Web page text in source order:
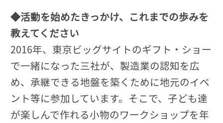
◆活動を始めたきっかけ、これまでの歩みを
教えてください
2016年、東京ビッグサイトのギフト・ショー
で一緒になった三社が、製造業の認知を広
め、承継できる地盤を築くために地元のイベ
ント等に参加しています。そこで、子ども達
が楽しんで作れる小物のワークショップを年